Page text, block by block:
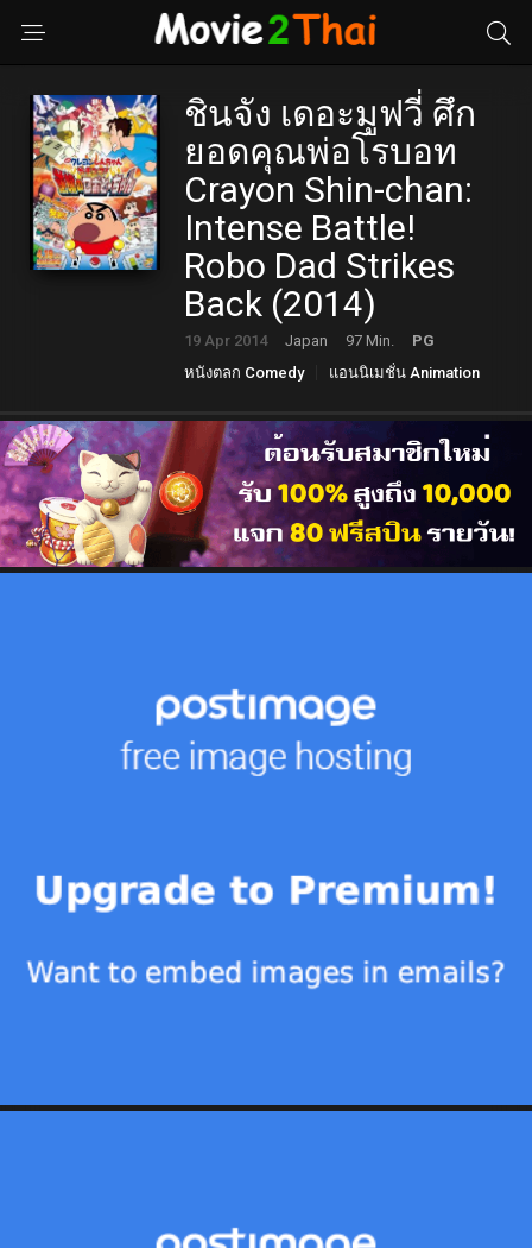
ชินจัง เดอะมูฟวี่ ศึก
ยอดคุณพ่อโรบอท
Crayon Shin-chan:
Intense Battle!
Robo Dad Strikes
Back (2014)
19 Apr 2014 Japan 97 Min.
PG
หนังตลก Comedy
แอนนิเมชั่น Animation